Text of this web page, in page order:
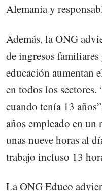
Alemania y
Además, la ONG
de ingresos
educación aumentan
en todos los sectores.
cuando tenía 13
años empleado en
unas nueve horas al
trabajo incluso 13
La ONG Educo